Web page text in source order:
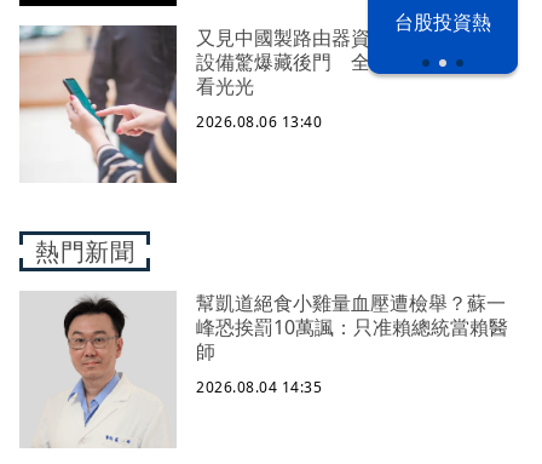
之下
台股投資熱
又見中國製路由器資安漏洞！逾20款
設備驚爆藏後門 全球十萬用戶恐遭
看光光
2026.08.06 13:40
熱門新聞
幫凱道絕食小雞量血壓遭檢舉？蘇一
峰恐挨罰10萬諷：只准賴總統當賴醫
師
2026.08.04 14:35